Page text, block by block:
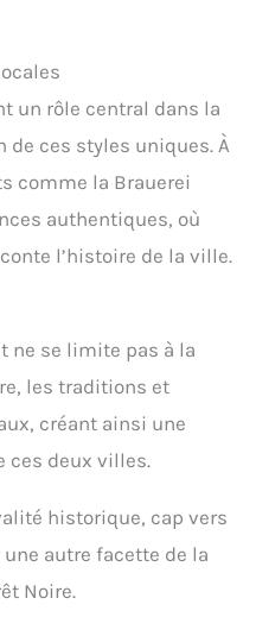
un rôle central dans la
ces styles uniques. À
comme la Brauerei
authentiques, où
l’histoire de la ville.
ne se limite pas à la
les traditions et
créant ainsi une
ces deux villes.
historique, cap vers
autre facette de la
Noire.